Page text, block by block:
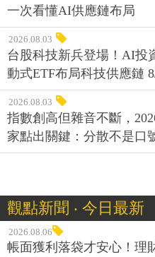
一次看懂AI供應鏈布局
2026.08.03
台股科技新兵登場！AI投
動式ETF布局科技供應鏈
2026.08.03
指數創高但雜音不斷，
家點出關鍵：分散不是口
觀點新聞 ‧ 今日最新
2026.08.06
帳面獲利落袋才安心！理